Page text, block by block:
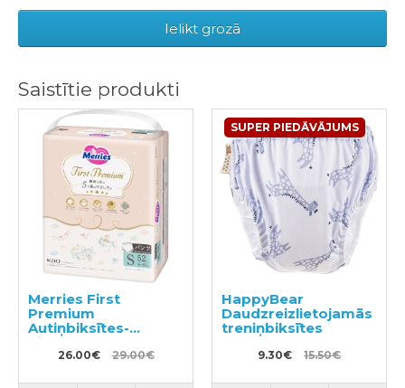
Ielikt grozā
Saistītie produkti
Merries First
Premium
Autiņbiksītes-
biksītes PS 4-8kg
52gab26.00€ 29.00€
SUPER PIEDĀVĀJUMS
HappyBear
Daudzreizlietojamās
treniņbiksītes
9.30€ 15.50€